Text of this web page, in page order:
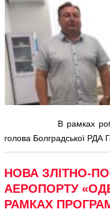
В рамках робочого
голова Болградської
НОВА ЗЛІТНО-
АЕРОПОРТУ
РАМКАХ